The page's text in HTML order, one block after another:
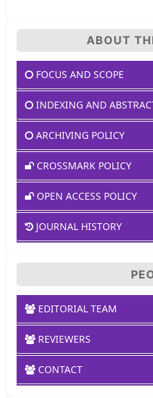
ABOUT
FOCUS AND SCOPE
INDEXING AND
ARCHIVING POLICY
CROSSMARK POLICY
OPEN ACCESS POLICY
JOURNAL HISTORY
EDITORIAL TEAM
REVIEWERS
CONTACT